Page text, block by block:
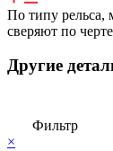
По типу рельса,
сверяют по
Другие
Фильтр
×